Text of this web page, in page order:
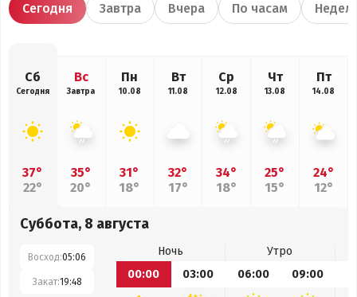
Сегодня Завтра Вчера По часам
Сб
Сегодня
37°
22°
Вс
Завтра
35°
20°
Пн
10.08
31°
18°
Вт
11.08
32°
17°
Ср
12.08
34°
18°
Чт
13.08
25°
15°
Пт
14.08
24°
12°
Суббота, 8 августа
Восход:05:06
Закат:19:48
Ночь
Утро
00:00
03:00 06:00 09:00